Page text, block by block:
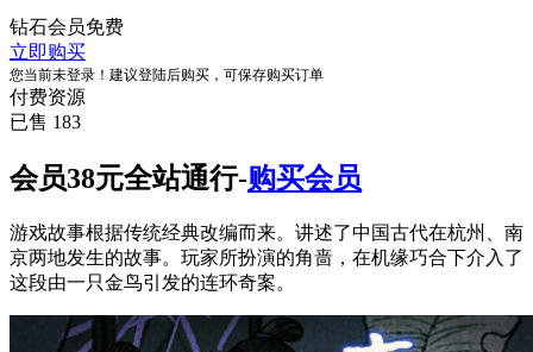
钻石会员免费
立即购买
您当前未登录！建议登陆后购买，可保存购买订单
付费资源
已售 183
会员38元全站通行-购买会员
游戏故事根据传统经典改编而来。讲述了中国古代在杭州、南
京两地发生的故事。玩家所扮演的角啬，在机缘巧合下介入了
这段由一只金鸟引发的连环奇案。